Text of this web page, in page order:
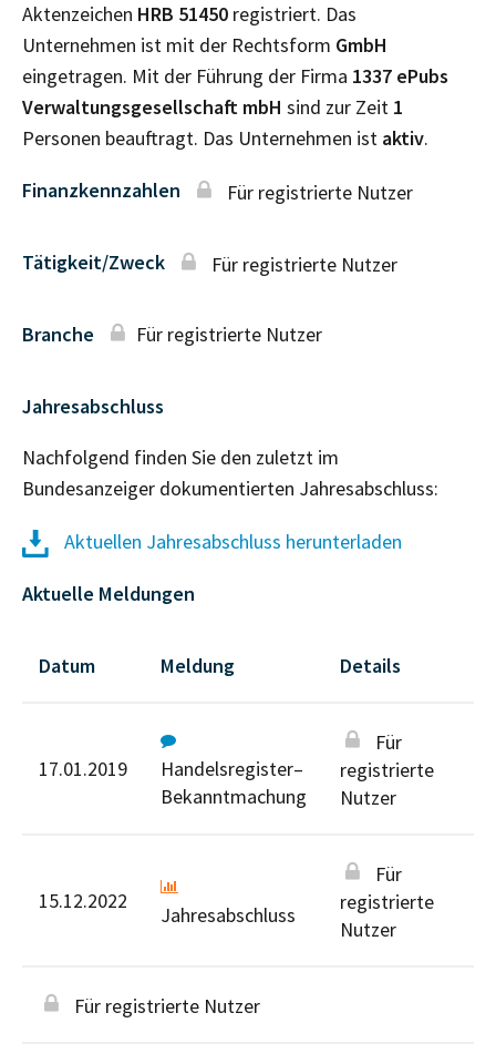
Aktenzeichen HRB 51450 registriert. Das
Unternehmen ist mit der Rechtsform GmbH
eingetragen. Mit der Führung der Firma 1337 ePubs
Verwaltungsgesellschaft mbH sind zur Zeit 1
Personen beauftragt. Das Unternehmen ist aktiv.
Finanzkennzahlen Für registrierte Nutzer
Tätigkeit/Zweck Für registrierte Nutzer
Branche Für registrierte Nutzer
Jahresabschluss
Nachfolgend finden Sie den zuletzt im
Bundesanzeiger dokumentierten Jahresabschluss:
Aktuellen Jahresabschluss herunterladen
Aktuelle Meldungen
Datum Meldung Details
17.01.2019
Handelsregister–
Bekanntmachung
Für
registrierte
Nutzer
15.12.2022
Jahresabschluss
Für
registrierte
Nutzer
Für registrierte Nutzer